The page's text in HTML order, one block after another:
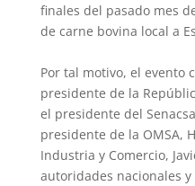
finales del pasado mes
de carne bovina local a
Por tal motivo, el evento
presidente de la
el presidente del
presidente de la OMSA,
Industria y Comercio,
autoridades nacionales